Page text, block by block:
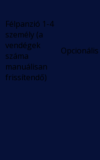
Félpanzió 1-4
személy (a
vendégek
száma
manuálisan
frissítendő)
Opcionális